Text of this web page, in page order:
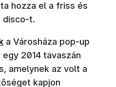
hozza el a friss és
disco-t.
a Városháza pop-up
2014 tavaszán
amelynek az volt a
kapjon